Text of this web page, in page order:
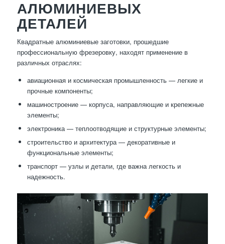
АЛЮМИНИЕВЫХ
ДЕТАЛЕЙ
Квадратные алюминиевые заготовки, прошедшие
профессиональную фрезеровку, находят применение в
различных отраслях:
авиационная и космическая промышленность — легкие и
прочные компоненты;
машиностроение — корпуса, направляющие и крепежные
элементы;
электроника — теплоотводящие и структурные элементы;
строительство и архитектура — декоративные и
функциональные элементы;
транспорт — узлы и детали, где важна легкость и
надежность.